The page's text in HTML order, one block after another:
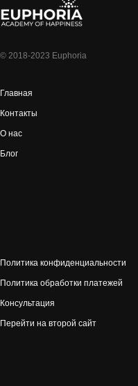
© 2018-2023 Euphoria
Главная
Контакты
О нас
Блог
Политика конфиденциальности
Политика обработки платежей
Консультация
Перейти на второй сайт